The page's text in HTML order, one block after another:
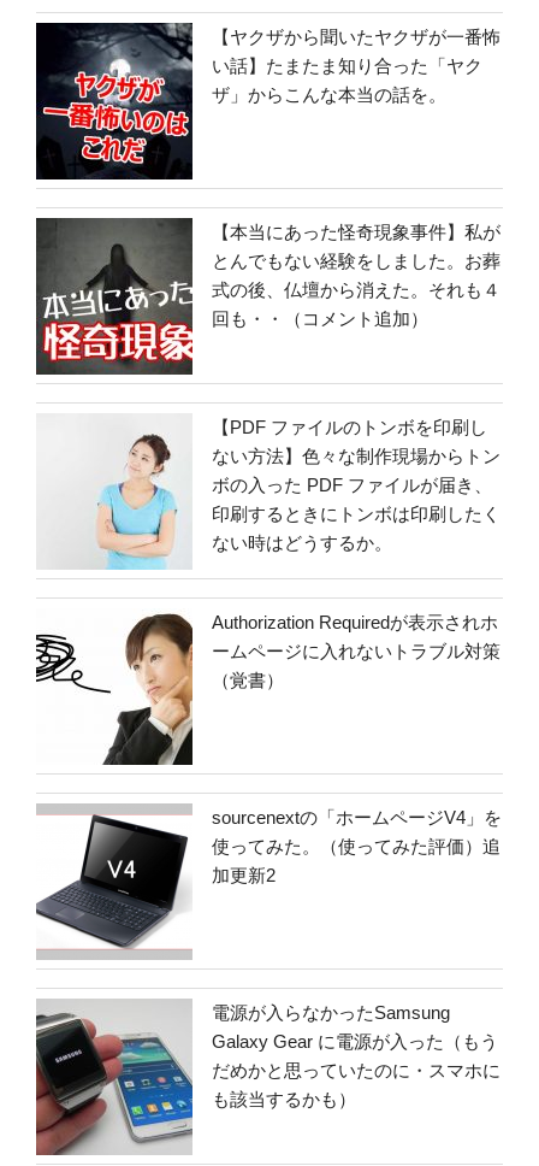
【ヤクザから聞いたヤクザが一番怖
い話】たまたま知り合った「ヤク
ザ」からこんな本当の話を。
【本当にあった怪奇現象事件】私が
とんでもない経験をしました。お葬
式の後、仏壇から消えた。それも４
回も・・（コメント追加）
【PDF ファイルのトンボを印刷し
ない方法】色々な制作現場からトン
ボの入った PDF ファイルが届き、
印刷するときにトンボは印刷したく
ない時はどうするか。
Authorization Requiredが表示されホ
ームページに入れないトラブル対策
（覚書）
sourcenextの「ホームページV4」を
使ってみた。（使ってみた評価）追
加更新2
電源が入らなかったSamsung
Galaxy Gear に電源が入った（もう
だめかと思っていたのに・スマホに
も該当するかも）